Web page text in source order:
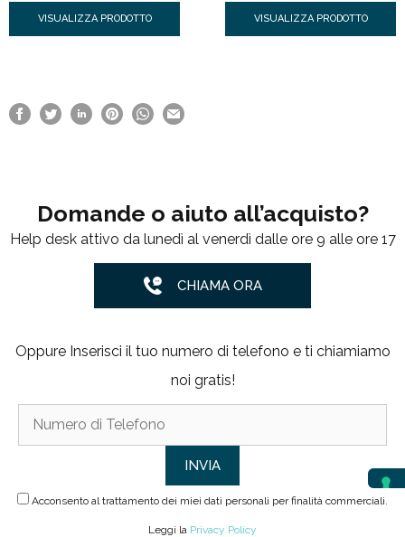
VISUALIZZA PRODOTTO VISUALIZZA PRODOTTO
Domande o aiuto all’acquisto?
Help desk attivo da lunedì al venerdì dalle ore 9 alle ore 17
CHIAMA ORA
Oppure Inserisci il tuo numero di telefono e ti chiamiamo
noi gratis!
Acconsento al trattamento dei miei dati personali per finalità commerciali.
Leggi la Privacy Policy